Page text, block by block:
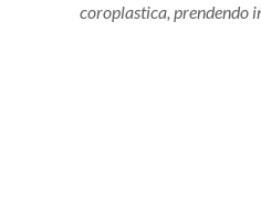
coroplastica, prendendo